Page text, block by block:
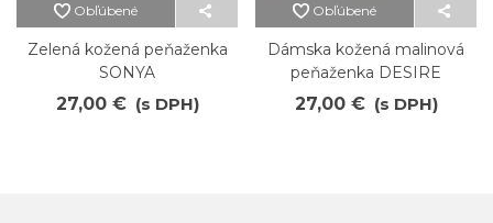
Obľúbené
Zelená kožená peňaženka
SONYA
27,00 € (s DPH)
Obľúbené
Dámska kožená malinová
peňaženka DESIRE
27,00 € (s DPH)